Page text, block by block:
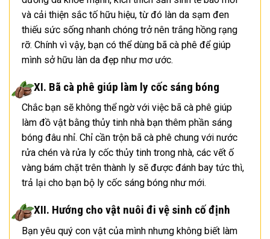
và cải thiện sắc tố hữu hiệu, từ đó làn da sạm đen
thiếu sức sống nhanh chóng trở nên trắng hồng rạng
rỡ. Chính vì vậy, bạn có thể dùng bã cà phê để giúp
mình sở hữu làn da đẹp như mơ ước.
XI. Bã cà phê giúp làm ly cốc sáng bóng
Chắc bạn sẽ không thể ngờ với việc bã cà phê giúp
làm đồ vật bằng thủy tinh nhà bạn thêm phần sáng
bóng đâu nhỉ. Chỉ cần trộn bã cà phê chung với nước
rửa chén và rửa ly cốc thủy tinh trong nhà, các vết ố
vàng bám chặt trên thành ly sẽ được đánh bay tức thì,
trả lại cho bạn bộ ly cốc sáng bóng như mới.
XII. Hướng cho vật nuôi đi vệ sinh cố định
Bạn yêu quý con vật của mình nhưng không biết làm